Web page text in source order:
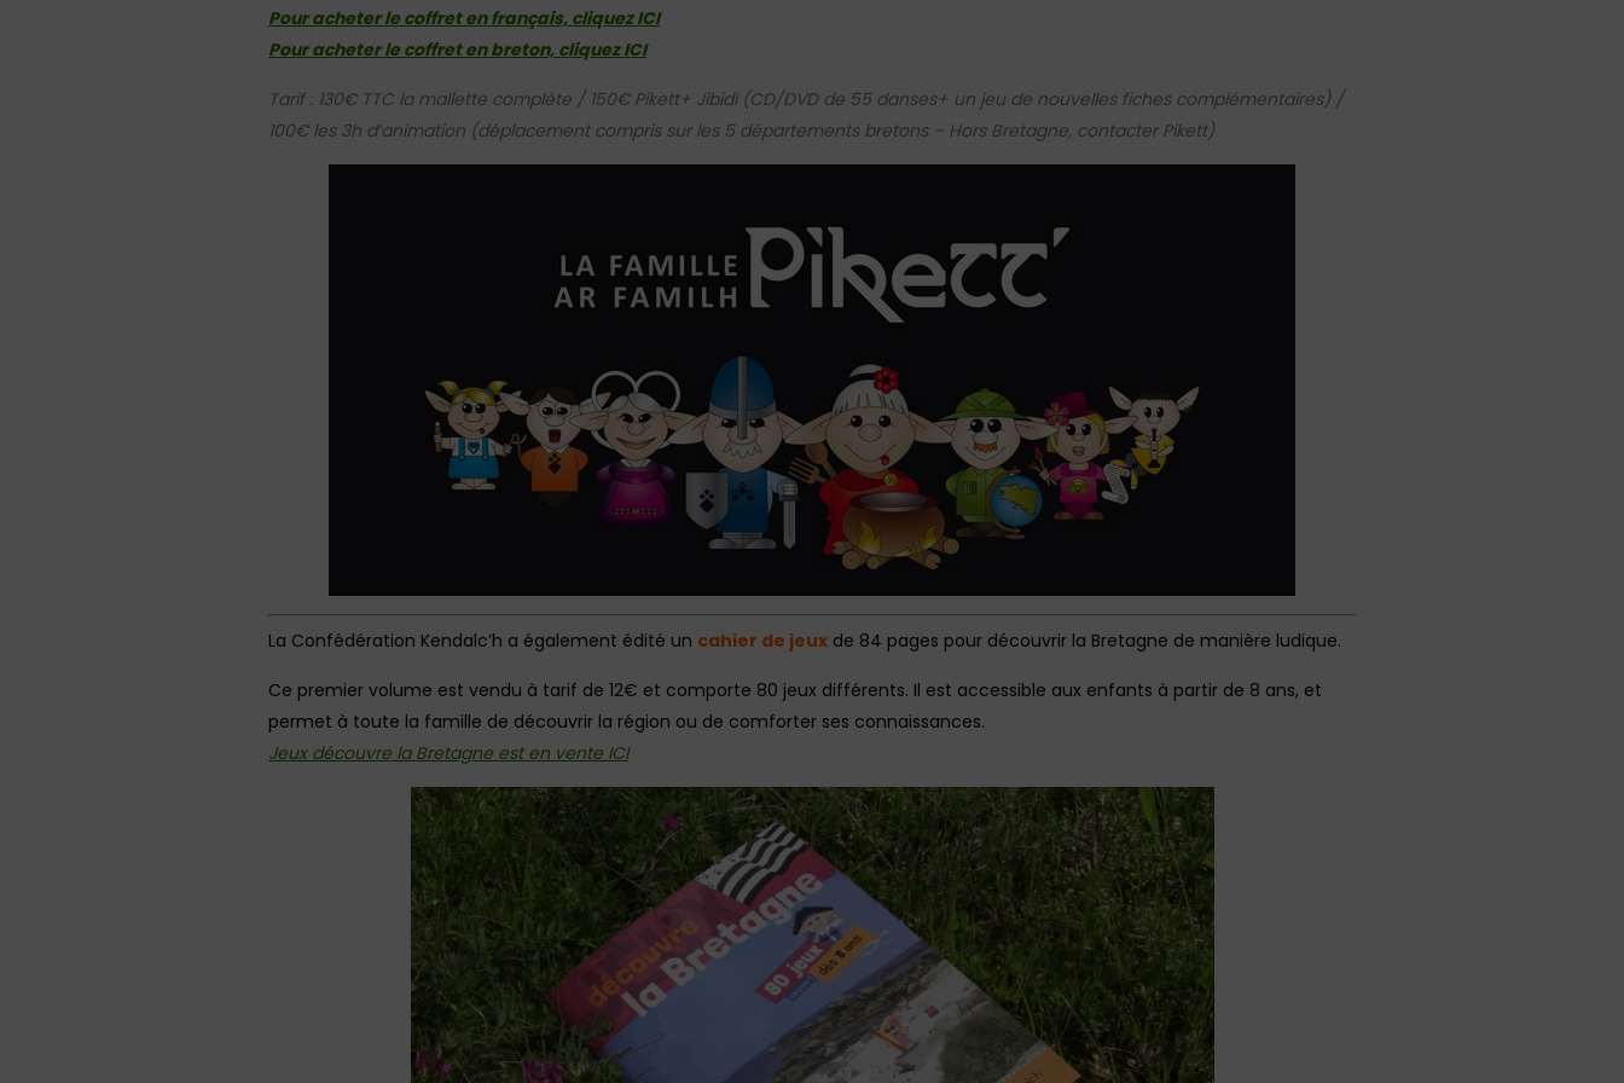
Pour acheter le coffret en français, cliquez ICI
Pour acheter le coffret en breton, cliquez ICI
Tarif : 130€ TTC la mallette complète / 150€ Pikett+ Jibidi (CD/DVD de 55 danses+ un jeu de nouvelles fiches complémentaires) /
100€ les 3h d’animation (déplacement compris sur les 5 départements bretons – Hors Bretagne, contacter Pikett)
La Confédération Kendalc’h a également édité un cahier de jeux de 84 pages pour découvrir la Bretagne de manière ludique.
Ce premier volume est vendu à tarif de 12€ et comporte 80 jeux différents. Il est accessible aux enfants à partir de 8 ans, et
permet à toute la famille de découvrir la région ou de comforter ses connaissances.
Jeux découvre la Bretagne est en vente ICI